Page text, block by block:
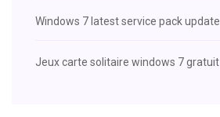
Windows 7 latest service pack update
Jeux carte solitaire windows 7 gratuit